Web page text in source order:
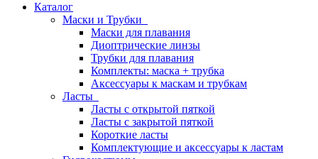
Каталог
Маски и Трубки
Маски для плавания
Диоптрические линзы
Трубки для плавания
Комплекты: маска + трубка
Аксессуары к маскам и трубкам
Ласты
Ласты с открытой пяткой
Ласты с закрытой пяткой
Короткие ласты
Комплектующие и аксессуары к ластам